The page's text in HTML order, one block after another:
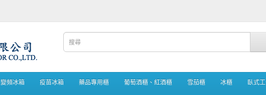
變頻冰箱 疫苗冰箱 藥品專用櫃 葡萄酒櫃、紅酒櫃 雪茄櫃 冰櫃 臥式